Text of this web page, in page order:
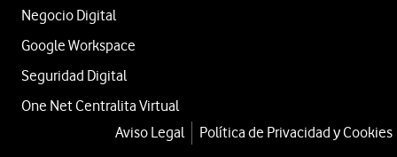
desde
558
Negocio Digital
Google Workspace
Seguridad Digital
One Net Centralita Virtual
Aviso Legal Política de Privacidad y Cookies